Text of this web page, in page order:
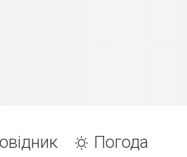
Погода